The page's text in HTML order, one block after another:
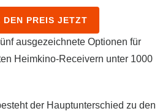
DEN PREIS JETZT
ausgezeichnete Optionen für
Heimkino-Receivern unter 1000
der Hauptunterschied zu den